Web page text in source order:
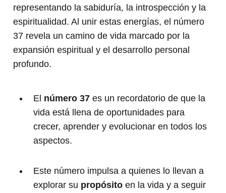
representando la sabiduría, la introspección y la
espiritualidad. Al unir estas energías, el número
37 revela un camino de vida marcado por la
expansión espiritual y el desarrollo personal
profundo.
El número 37 es un recordatorio de que la
vida está llena de oportunidades para
crecer, aprender y evolucionar en todos los
aspectos.
Este número impulsa a quienes lo llevan a
explorar su propósito en la vida y a seguir